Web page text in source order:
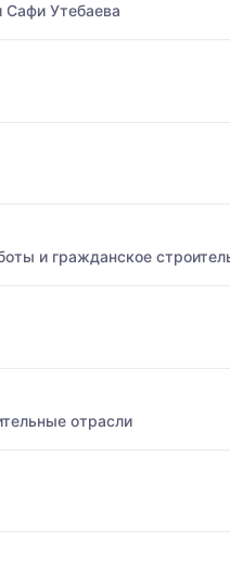
Сафи Утебаева
и гражданское
отрасли